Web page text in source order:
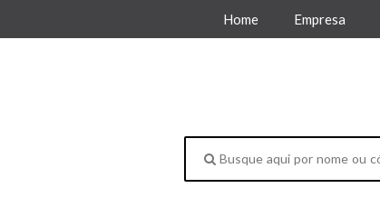
Home Empresa